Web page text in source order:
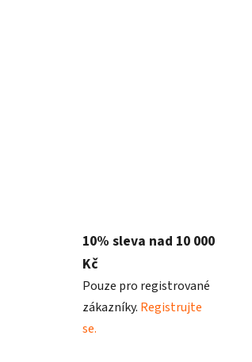
10% sleva nad 10 000
Kč
Pouze pro registrované
zákazníky. Registrujte
se.